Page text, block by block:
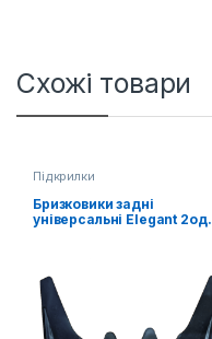
Схожі товари
Підкрилки
Бризковики задні
універсальні Elegant 2од.